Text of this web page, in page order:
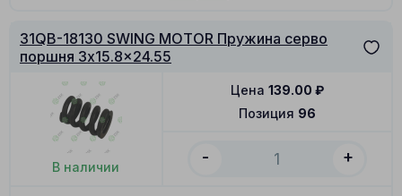
31QB-18130 SWING MOTOR Пружина серво
поршня 3x15.8x24.55
В наличии
Позиция 96
Цена 139.00 ₽
- +